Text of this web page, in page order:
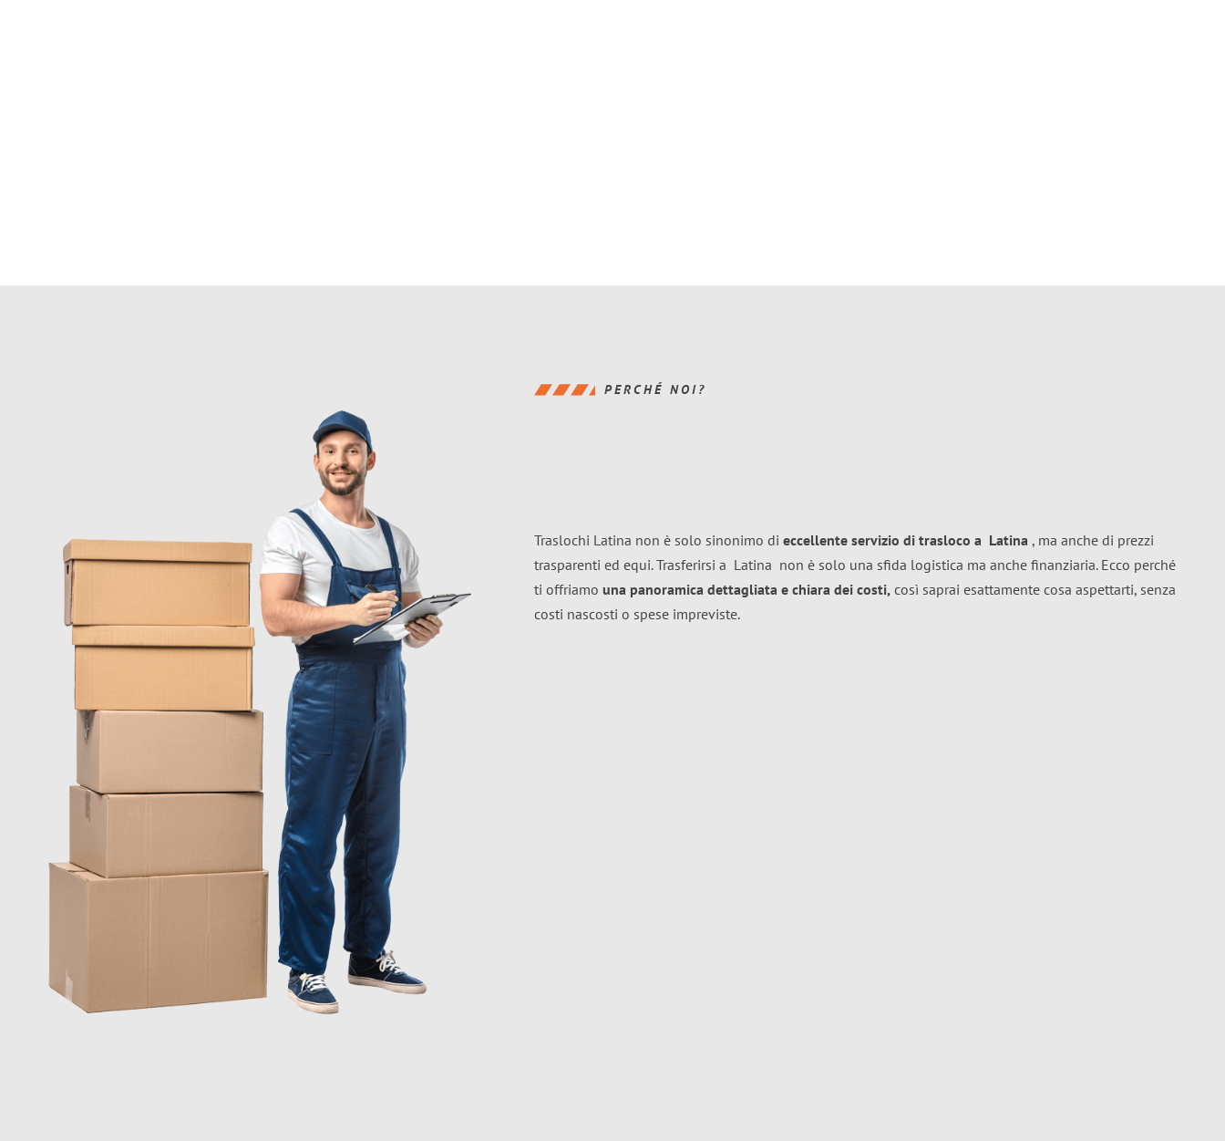
PERCHÉ NOI?
Traslochi Latina non è solo sinonimo di eccellente servizio di trasloco a Latina , ma anche di prezzi
trasparenti ed equi. Trasferirsi a Latina non è solo una sfida logistica ma anche finanziaria. Ecco perché
ti offriamo una panoramica dettagliata e chiara dei costi, così saprai esattamente cosa aspettarti, senza
costi nascosti o spese impreviste.